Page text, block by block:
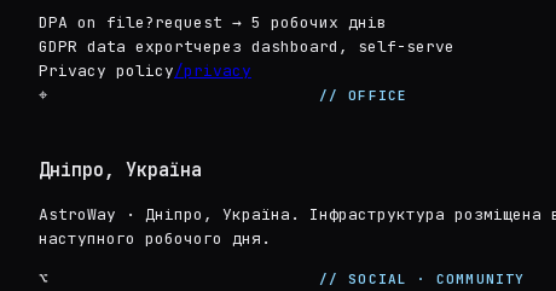
DPA on file?request → 5 робочих днів
GDPR data exportчерез dashboard, self-serve
Privacy policy/privacy
⌖
// OFFICE
Дніпро, Україна
AstroWay · Дніпро, Україна. Інфраструктура
наступного робочого дня.
⌥
// SOCIAL · COMMUNITY